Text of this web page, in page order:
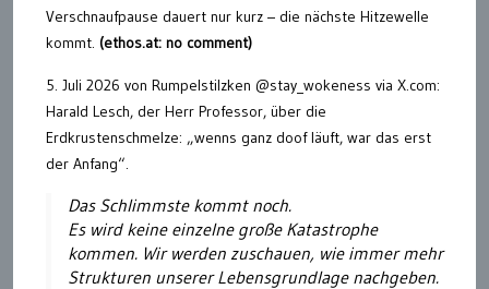
Verschnaufpause dauert nur kurz – die nächste Hitzewelle
kommt. (ethos.at: no comment)
5. Juli 2026 von Rumpelstilzken @stay_wokeness via X.com:
Harald Lesch, der Herr Professor, über die
Erdkrustenschmelze: „wenns ganz doof läuft, war das erst
der Anfang“.
Das Schlimmste kommt noch.
Es wird keine einzelne große Katastrophe
kommen. Wir werden zuschauen, wie immer mehr
Strukturen unserer Lebensgrundlage nachgeben.